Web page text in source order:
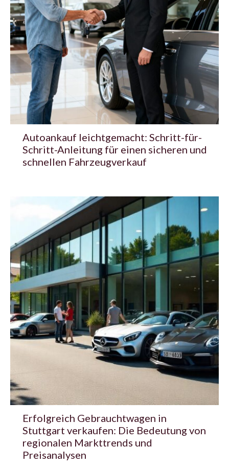
Autoankauf leichtgemacht: Schritt-für-
Schritt-Anleitung für einen sicheren und
schnellen Fahrzeugverkauf
Erfolgreich Gebrauchtwagen in
Stuttgart verkaufen: Die Bedeutung von
regionalen Markttrends und
Preisanalysen